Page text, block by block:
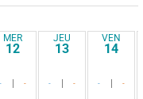
MER
12
- -
JEU
13
- -
VEN
14
- -